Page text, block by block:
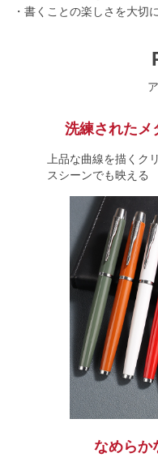
・書くことの楽しさを大切
洗練されたメ
上品な曲線を描くク
スシーンでも映える
なめらか